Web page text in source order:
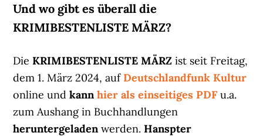
Und wo gibt es überall die
KRIMIBESTENLISTE MÄRZ?
DieKRIMIBESTENLISTE MÄRZ ist seit Freitag,
dem 1. März 2024, auf Deutschlandfunk Kultur
online undkannhier als einseitiges PDF u.a.
zum Aushang in Buchhandlungen
heruntergeladenwerden.Hanspter